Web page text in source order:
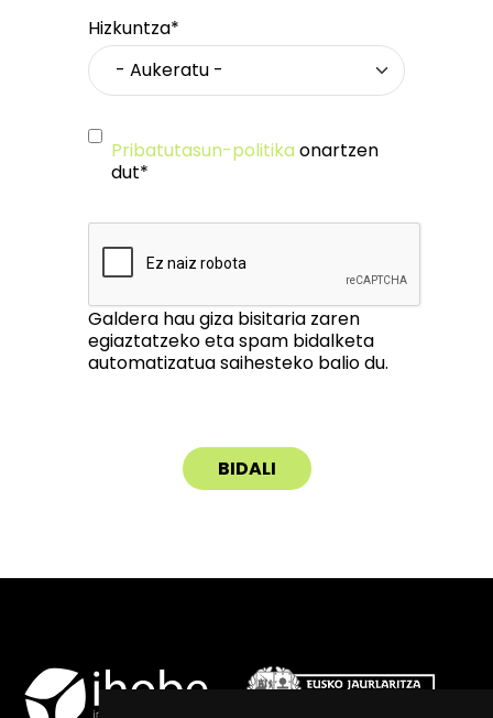
Hizkuntza*
Pribatutasun-politika onartzen
dut*
Galdera hau giza bisitaria zaren
egiaztatzeko eta spam bidalketa
automatizatua saihesteko balio du.